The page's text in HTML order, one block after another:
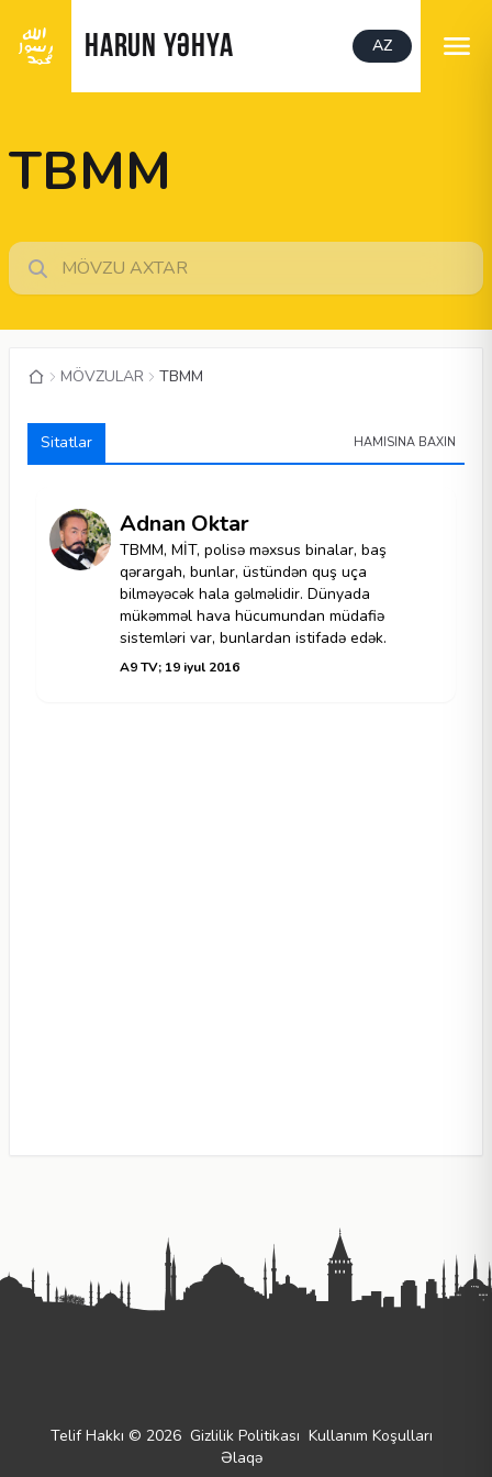
HARUN YƏHYA AZ
TBMM
MÖVZULAR TBMM
Sitatlar HAMISINA BAXIN
Adnan Oktar
TBMM, MİT, polisə məxsus binalar, baş
qərargah, bunlar, üstündən quş uça
bilməyəcək hala gəlməlidir. Dünyada
mükəmməl hava hücumundan müdafiə
sistemləri var, bunlardan istifadə edək.
A9 TV; 19 iyul 2016
Telif Hakkı © 2026 Gizlilik Politikası Kullanım Koşulları
Əlaqə